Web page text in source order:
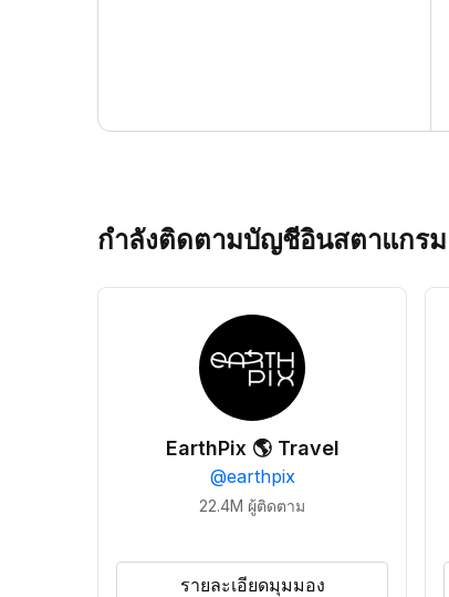
กำลังติดตามบัญชีอินสตาแกรม
EarthPix 🌎 Travel
@earthpix
22.4M ผู้ติดตาม
รายละเอียดมุมมอง